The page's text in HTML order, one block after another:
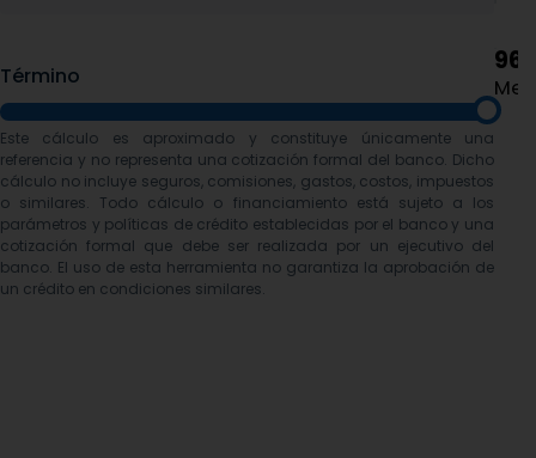
Término 96
Este cálculo es aproximado y constituye únicamente una
referencia y no representa una cotización formal del banco. Dicho
cálculo no incluye seguros, comisiones, gastos, costos, impuestos
o similares. Todo cálculo o financiamiento está sujeto a los
parámetros y políticas de crédito establecidas por el banco y una
cotización formal que debe ser realizada por un ejecutivo del
banco. El uso de esta herramienta no garantiza la aprobación de
un crédito en condiciones similares.